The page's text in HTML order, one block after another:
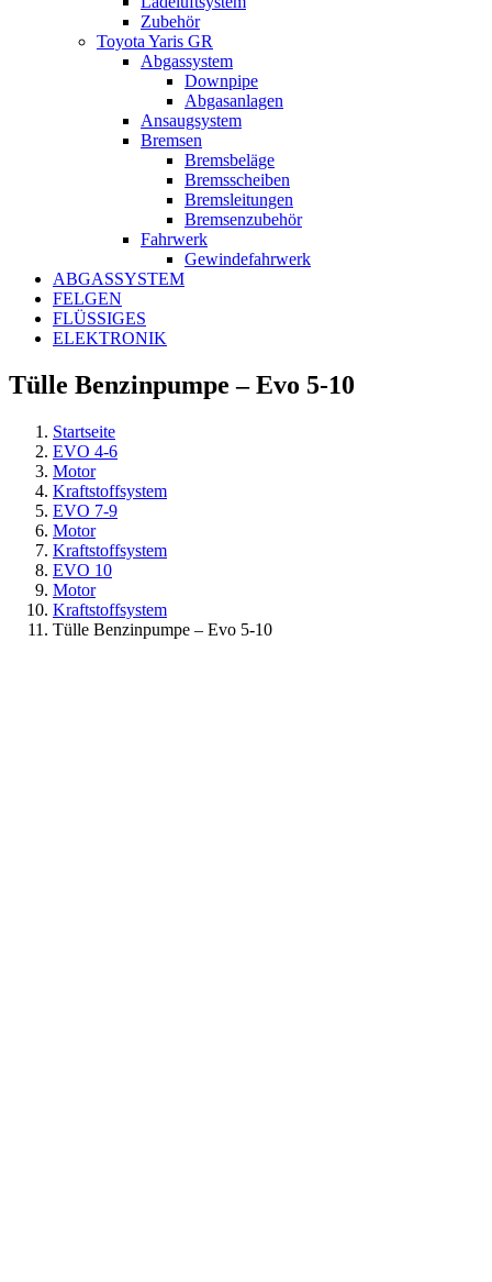
Zubehör
Toyota Yaris GR
Abgassystem
Downpipe
Abgasanlagen
Ansaugsystem
Bremsen
Bremsbeläge
Bremsscheiben
Bremsleitungen
Bremsenzubehör
Fahrwerk
Gewindefahrwerk
ABGASSYSTEM
FELGEN
FLÜSSIGES
ELEKTRONIK
Tülle Benzinpumpe – Evo 5-10
Startseite
EVO 4-6
Motor
Kraftstoffsystem
EVO 7-9
Motor
Kraftstoffsystem
EVO 10
Motor
Kraftstoffsystem
Tülle Benzinpumpe – Evo 5-10